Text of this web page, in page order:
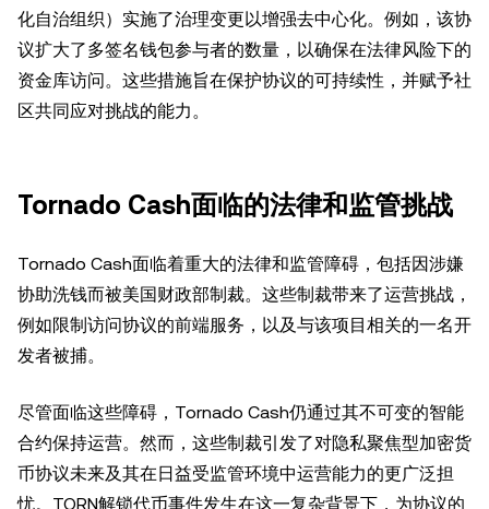
化自治组织）实施了治理变更以增强去中心化。例如，该协
议扩大了多签名钱包参与者的数量，以确保在法律风险下的
资金库访问。这些措施旨在保护协议的可持续性，并赋予社
区共同应对挑战的能力。
Tornado Cash面临的法律和监管挑战
Tornado Cash面临着重大的法律和监管障碍，包括因涉嫌
协助洗钱而被美国财政部制裁。这些制裁带来了运营挑战，
例如限制访问协议的前端服务，以及与该项目相关的一名开
发者被捕。
尽管面临这些障碍，Tornado Cash仍通过其不可变的智能
合约保持运营。然而，这些制裁引发了对隐私聚焦型加密货
币协议未来及其在日益受监管环境中运营能力的更广泛担
忧。TORN解锁代币事件发生在这一复杂背景下，为协议的